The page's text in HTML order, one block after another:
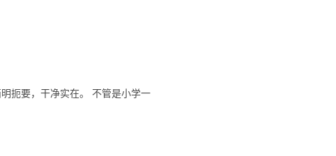
扼要，干净实在。 不管是小学一